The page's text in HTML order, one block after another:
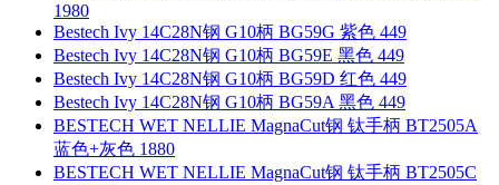
1980
Bestech Ivy 14C28N钢 G10柄 BG59G 紫色 449
Bestech Ivy 14C28N钢 G10柄 BG59E 黑色 449
Bestech Ivy 14C28N钢 G10柄 BG59D 红色 449
Bestech Ivy 14C28N钢 G10柄 BG59A 黑色 449
BESTECH WET NELLIE MagnaCut钢 钛手柄 BT2505A
蓝色+灰色 1880
BESTECH WET NELLIE MagnaCut钢 钛手柄 BT2505C